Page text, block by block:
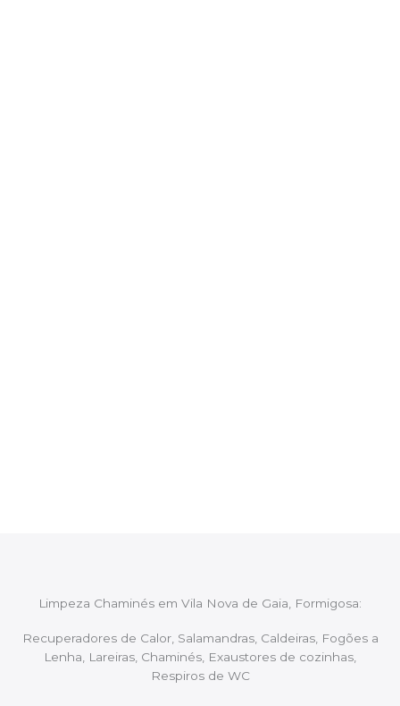
Limpeza Chaminés em Vila Nova de Gaia, Formigosa:
Recuperadores de Calor, Salamandras, Caldeiras, Fogões a
Lenha, Lareiras, Chaminés, Exaustores de cozinhas,
Respiros de WC